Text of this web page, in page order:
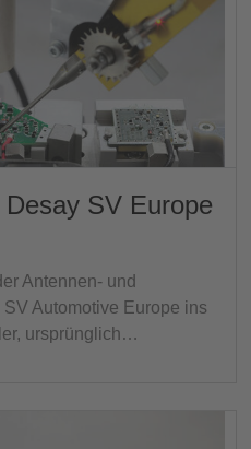
SV Europe
Antennen- und
Automotive Europe ins
ursprünglich…